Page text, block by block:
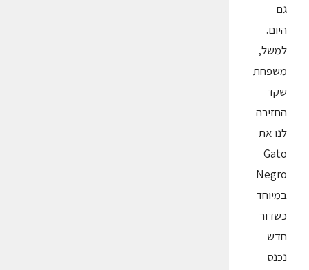
גם
היום.
למשל,
משפחת
שקד
החזירה
לנו את
Gato
Negro
במיוחד
כשדור
חדש
נכנס